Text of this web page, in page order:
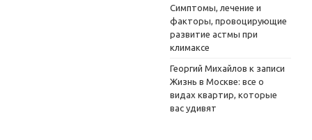
Симптомы, лечение и
факторы, провоцирующие
развитие астмы при
климаксе
Георгий Михайлов к записи
Жизнь в Москве: все о
видах квартир, которые
вас удивят